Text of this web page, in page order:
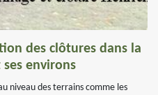
des clôtures dans la
environs
niveau des terrains comme les